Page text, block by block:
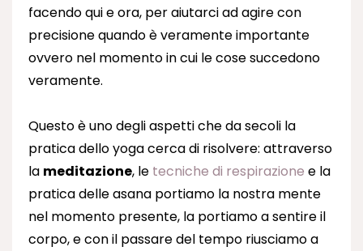
facendo qui e ora, per aiutarci ad agire con
precisione quando è veramente importante
ovvero nel momento in cui le cose succedono
veramente.
Questo è uno degli aspetti che da secoli la
pratica dello yoga cerca di risolvere: attraverso
la meditazione, le tecniche di respirazione e la
pratica delle asana portiamo la nostra mente
nel momento presente, la portiamo a sentire il
corpo, e con il passare del tempo riusciamo a